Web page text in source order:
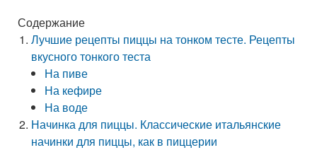
Содержание
Лучшие рецепты пиццы на тонком тесте. Рецепты
вкусного тонкого теста
На пиве
На кефире
На воде
Начинка для пиццы. Классические итальянские
начинки для пиццы, как в пиццерии